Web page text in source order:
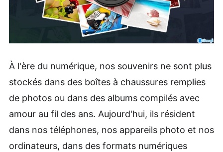
À l'ère du numérique, nos souvenirs ne sont plus
stockés dans des boîtes à chaussures remplies
de photos ou dans des albums compilés avec
amour au fil des ans. Aujourd'hui, ils résident
dans nos téléphones, nos appareils photo et nos
ordinateurs, dans des formats numériques